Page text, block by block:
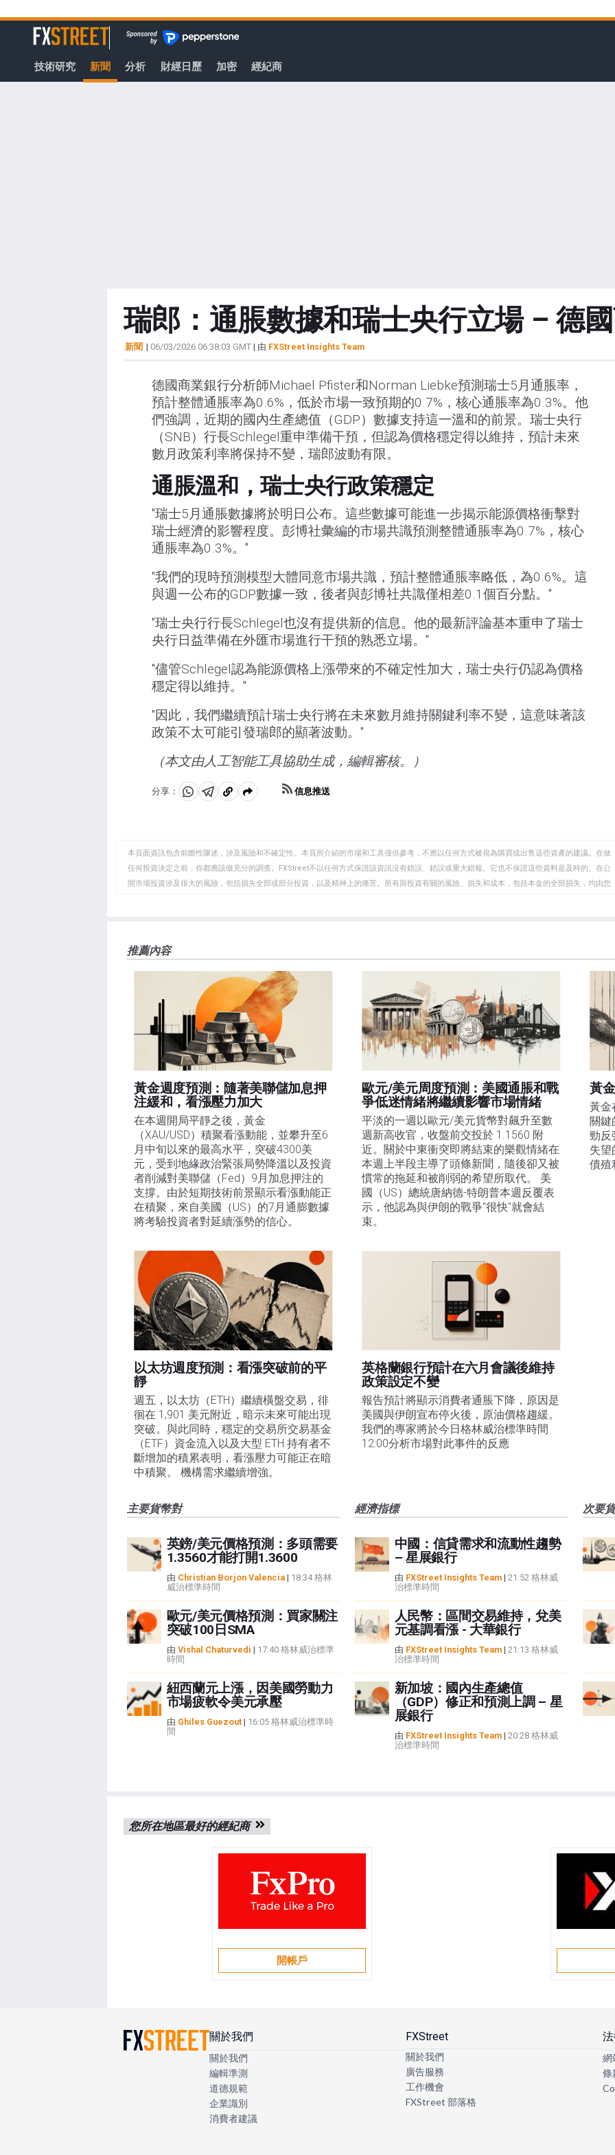
至
容
FXStreet
技術研究 新聞 分析 財經日歷 加密 經紀商
瑞郎：通脹數據和瑞士央行立場 – 德
新聞 | 06/03/2026 06:38:03 GMT| 由 FXStreet Insights Team
德國商業銀行分析師Michael Pfister和Norman Liebke預測瑞士5月通脹率，
預計整體通脹率為0.6%，低於市場一致預期的0.7%，核心通脹率為0.3%。他
們強調，近期的國內生產總值（GDP）數據支持這一溫和的前景。瑞士央行
（SNB）行長Schlegel重申準備干預，但認為價格穩定得以維持，預計未來
數月政策利率將保持不變，瑞郎波動有限。
通脹溫和，瑞士央行政策穩定
"瑞士5月通脹數據將於明日公布。這些數據可能進一步揭示能源價格衝擊對
瑞士經濟的影響程度。彭博社彙編的市場共識預測整體通脹率為0.7%，核心
通脹率為0.3%。"
"我們的現時預測模型大體同意市場共識，預計整體通脹率略低，為0.6%。這
與週一公布的GDP數據一致，後者與彭博社共識僅相差0.1個百分點。"
"瑞士央行行長Schlegel也沒有提供新的信息。他的最新評論基本重申了瑞士
央行日益準備在外匯市場進行干預的熟悉立場。"
"儘管Schlegel認為能源價格上漲帶來的不確定性加大，瑞士央行仍認為價格
穩定得以維持。"
"因此，我們繼續預計瑞士央行將在未來數月維持關鍵利率不變，這意味著該
政策不太可能引發瑞郎的顯著波動。"
（本文由人工智能工具協助生成，編輯審核。）
分享：
分
WhatsApp
分
Telegram
複
剪
貼
板
信息推送
本頁面資訊包含前瞻性陳述，涉及風險和不確定性。本頁所介紹的市場和工具僅供參考，不應以任何方式被視為購買或出售這些資產的建議。在做
任何投資決定之前，你都應該做充分的調查。FXStreet不以任何方式保證該資訊沒有錯誤、錯誤或重大錯報。它也不保證這些資料是及時的。在公
開市場投資涉及很大的風險，包括損失全部或部分投資，以及精神上的痛苦。所有與投資有關的風險、損失和成本，包括本金的全部損失，均由您
FXStreet和作者不提供個性化的建議。作者對該資訊的準確性、完整性或適用性不作任何陳述。FXStreet和作者將不承擔任何錯誤，遺漏或任何損
失，傷害或損害由此資訊及其顯示或使用引起的。錯誤和遺漏除外。本文作者和FXStreet並非註冊投資顧問，本文內容無意提供任何投資建議。
推薦內容
黃金週度預測：隨著美聯儲加息押
注緩和，看漲壓力加大
在本週開局平靜之後，黃金
（XAU/USD）積聚看漲動能，並攀升至6
月中旬以來的最高水平，突破4300美
元，受到地緣政治緊張局勢降溫以及投資
者削減對美聯儲（Fed）9月加息押注的
支撐。由於短期技術前景顯示看漲動能正
在積聚，來自美國（US）的7月通膨數據
將考驗投資者對延續漲勢的信心。
歐元/美元周度預測：美國通脹和戰
爭低迷情緒將繼續影響市場情緒
平淡的一週以歐元/美元貨幣對飆升至數
週新高收官，收盤前交投於 1.1560 附
近。關於中東衝突即將結束的樂觀情緒在
本週上半段主導了頭條新聞，隨後卻又被
慣常的拖延和被削弱的希望所取代。 美
國（US）總統唐納德-特朗普本週反覆表
示，他認為與伊朗的戰爭"很快"就會結
束。
黃
黃金
關鍵
勁反
失望
債殖
以太坊週度預測：看漲突破前的平
靜
週五，以太坊（ETH）繼續橫盤交易，徘
徊在 1,901 美元附近，暗示未來可能出現
突破。與此同時，穩定的交易所交易基金
（ETF）資金流入以及大型 ETH 持有者不
斷增加的積累表明，看漲壓力可能正在暗
中積聚。 機構需求繼續增強。
英格蘭銀行預計在六月會議後維持
政策設定不變
報告預計將顯示消費者通脹下降，原因是
美國與伊朗宣布停火後，原油價格趨緩。
我們的專家將於今日格林威治標準時間
12:00分析市場對此事件的反應
主要貨幣對
英鎊/美元價格預測：多頭需要
1.3560才能打開1.3600
由 Christian Borjon Valencia| 18:34 格林
威治標準時間
歐元/美元價格預測：買家關注
突破100日SMA
由 Vishal Chaturvedi | 17:40 格林威治標準
時間
紐西蘭元上漲，因美國勞動力
市場疲軟令美元承壓
由 Ghiles Guezout| 16:05 格林威治標準時
間
經濟指標
中國：信貸需求和流動性趨勢
– 星展銀行
由 FXStreet Insights Team| 21:52 格林威
治標準時間
人民幣：區間交易維持，兌美
元基調看漲 - 大華銀行
由 FXStreet Insights Team| 21:13 格林威
治標準時間
新加坡：國內生產總值
（GDP）修正和預測上調 – 星
展銀行
由 FXStreet Insights Team| 20:28 格林威
治標準時間
次要
您所在地區最好的經紀商
開帳戶
關於我們
關於我們
編輯準測
道德規範
企業識別
消費者建議
FXStreet
關於我們
廣告服務
工作機會
FXStreet 部落格
網
條